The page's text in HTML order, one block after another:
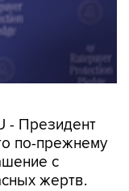
- Президент
по-прежнему
с
жертв.